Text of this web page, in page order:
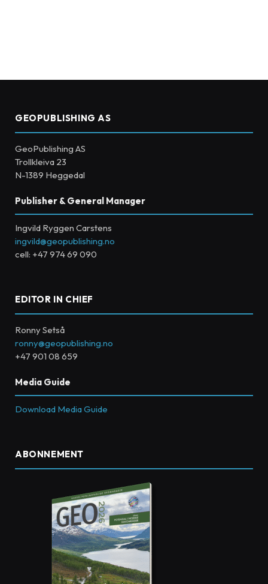
GEOPUBLISHING AS
GeoPublishing AS
Trollkleiva 23
N-1389 Heggedal
Publisher & General Manager
Ingvild Ryggen Carstens
ingvild@geopublishing.no
cell: +47 974 69 090
EDITOR IN CHIEF
Ronny Setså
ronny@geopublishing.no
+47 901 08 659
Media Guide
Download Media Guide
ABONNEMENT